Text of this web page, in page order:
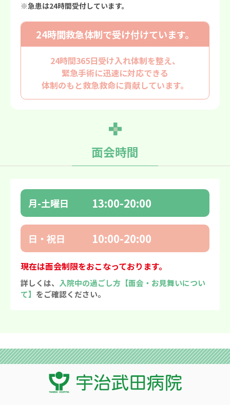
※急患は24時間受付しています。
24時間救急体制で受け付けています。
24時間365日受け入れ体制を整え、
緊急手術に迅速に対応できる
体制のもと救急救命に貢献しています。
面会時間
月-土曜日 13:00-20:00
日・祝日 10:00-20:00
現在は面会制限をおこなっております。
詳しくは、 入院中の過ごし方【面会・お見舞いについ
て】 をご確認ください。